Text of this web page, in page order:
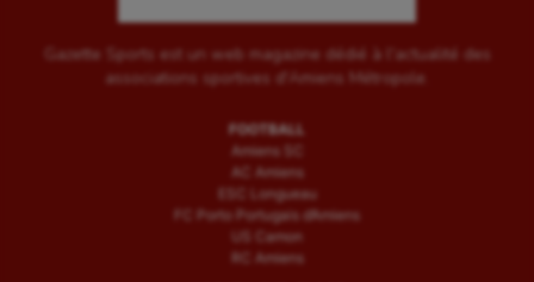
Gazette Sports est un web magazine dédié à l'actualité des
associations sportives d'Amiens Métropole.
FOOTBALL
Amiens SC
AC Amiens
ESC Longueau
FC Porto Portugais d’Amiens
US Camon
RC Amiens